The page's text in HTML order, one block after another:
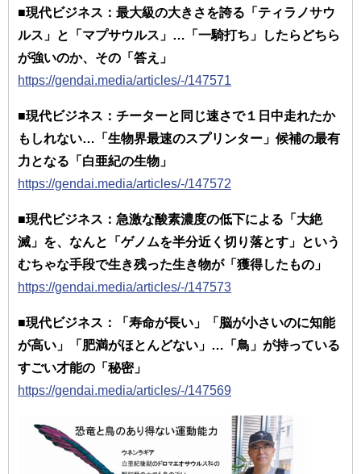
■現代ビジネス：最大級の大きさを誇る「ティラノサウ
ルス」と「マプサウルス」…「一騎打ち」したらどちら
が強いのか、その「答え」
https://gendai.media/articles/-/147571
■現代ビジネス：チーターと同じ速さで１日中走れたか
もしれない…「生物界最速のスプリンター」候補の最有
力となる「白亜紀の生物」
https://gendai.media/articles/-/147572
■現代ビジネス：急激な酸素濃度の低下による「大絶
滅」を、なんと「ゲノムを半分近く切り落とす」という
むちゃな手段で生き残った生き物が「獲得したもの」
https://gendai.media/articles/-/147573
■現代ビジネス：「寿命が長い」「脳が小さいのに知能
が高い」「肥満がほとんどない」…「鳥」が持っている
すごい才能の「秘密」
https://gendai.media/articles/-/147569